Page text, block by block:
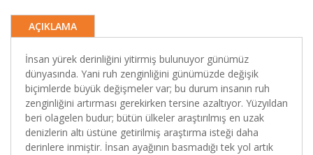
AÇIKLAMA
İnsan yürek derinliğini yitirmiş bulunuyor günümüz
dünyasında. Yani ruh zenginliğini günümüzde değişik
biçimlerde büyük değişmeler var; bu durum insanın ruh
zenginliğini artırması gerekirken tersine azaltıyor. Yüzyıldan
beri olagelen budur; bütün ülkeler araştırılmış en uzak
denizlerin altı üstüne getirilmiş araştırma isteği daha
derinlere inmiştir. İnsan ayağının basmadığı tek yol artık